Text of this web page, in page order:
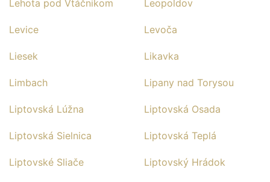
Lehota pod Vtáčnikom Leopoldov
Levice Levoča
Liesek Likavka
Limbach Lipany nad Torysou
Liptovská Lúžna Liptovská Osada
Liptovská Sielnica Liptovská Teplá
Liptovské Sliače Liptovský Hrádok